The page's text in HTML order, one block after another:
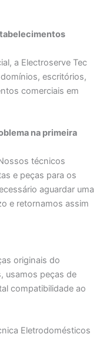
a Electroserve Tec
escritórios,
comerciais em
na primeira
técnicos
e peças para os
aguardar uma
e retornamos assim
originais do
usamos peças de
compatibilidade ao
Eletrodomésticos